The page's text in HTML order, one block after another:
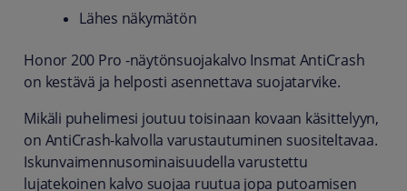
Lähes näkymätön
Honor 200 Pro -näytönsuojakalvo Insmat AntiCrash
on kestävä ja helposti asennettava suojatarvike.
Mikäli puhelimesi joutuu toisinaan kovaan käsittelyyn,
on AntiCrash-kalvolla varustautuminen suositeltavaa.
Iskunvaimennusominaisuudella varustettu
lujatekoinen kalvo suojaa ruutua jopa putoamisen